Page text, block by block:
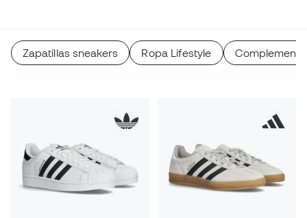
Zapatillas sneakers Ropa Lifestyle